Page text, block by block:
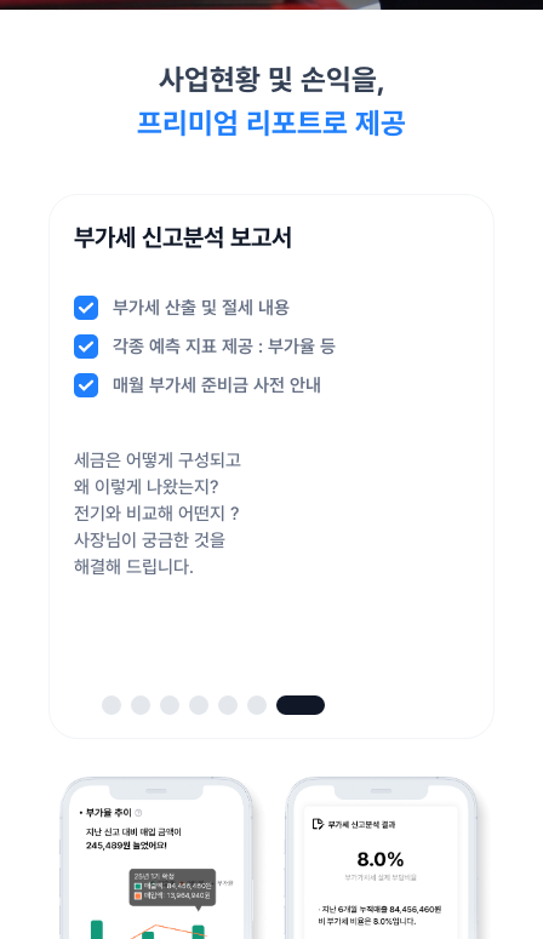
사업현황 및 손익을,
프리미엄 리포트로 제공
부가세 산출 및 절세 내용
각종 예측 지표 제공 : 부가율 등
매월 부가세 준비금 사전 안내
세금은 어떻게 구성되고
왜 이렇게 나왔는지?
전기와 비교해 어떤지 ?
사장님이 궁금한 것을
해결해 드립니다.
이번달 까지의 손익 요약
올해의 매출, 손익 예측 제공
세금납부 현황 및 상권분석
사업의 흐름을 숫자로 보여드려요.
- 올해와 작년 수익 비교
- 연말까지 얼마 남을지 미리 예측
- 매출·지출·인건비까지 항목별로 분석
월/분기/반기 연간 매출 현황
전년과 올해 비교, 누적 추세 제공
주요 매출 거래처 현황
- 매출/매입 분석
- 전년대비 올해 성과를 한 눈에
부가세 작성 현황과 추세 제공
예상 부가율을 통한 예측 안내
세금 납부 예상액 미리 안내
예상 부가세 추이 및 부가율
준비할 세금을 미리 알려드립니다.
분기/반기 거래처 매출장 현황
매출장 거래처 목록
직전기 거래내역 분석
사장님들이 가장 많이 실수하는
거래후 증빙 누락 오류를
예방합니다.
수기증빙 집계 확인 가능
세무일정 & 지식 안내
증빙관리 가이드라인 제공
증빙 관리는 절세의 기본
수기 증빙 관리를 쉽고
간편하게 제공해 드립니다.
매월 세무일정 및 지식을
안내해 드립니다.
직원 및 급여 현황 보고서
올해 및 전년도 인건비 추세
인건비 구성비율 : 매출 대비
직원 및 급여 현황을 한 눈에
요약해 보고드립니다.
직원 유형별 현황까지 한 번에
부가세 신고분석 보고서
부가세 산출 및 절세 내용
각종 예측 지표 제공 : 부가율 등
매월 부가세 준비금 사전 안내
세금은 어떻게 구성되고
왜 이렇게 나왔는지?
전기와 비교해 어떤지 ?
사장님이 궁금한 것을
해결해 드립니다.
이번달 까지의 손익 요약
올해의 매출, 손익 예측 제공
세금납부 현황 및 상권분석
사업의 흐름을 숫자로 보여드려요.
- 올해와 작년 수익 비교
- 연말까지 얼마 남을지 미리 예측
- 매출·지출·인건비까지 항목별로 분석